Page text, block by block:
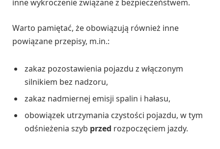
inne wykroczenie związane z bezpieczeństwem.
Warto pamiętać, że obowiązują również inne
powiązane przepisy, m.in.:
zakaz pozostawienia pojazdu z włączonym
silnikiem bez nadzoru,
zakaz nadmiernej emisji spalin i hałasu,
obowiązek utrzymania czystości pojazdu, w tym
odśnieżenia szyb przed rozpoczęciem jazdy.